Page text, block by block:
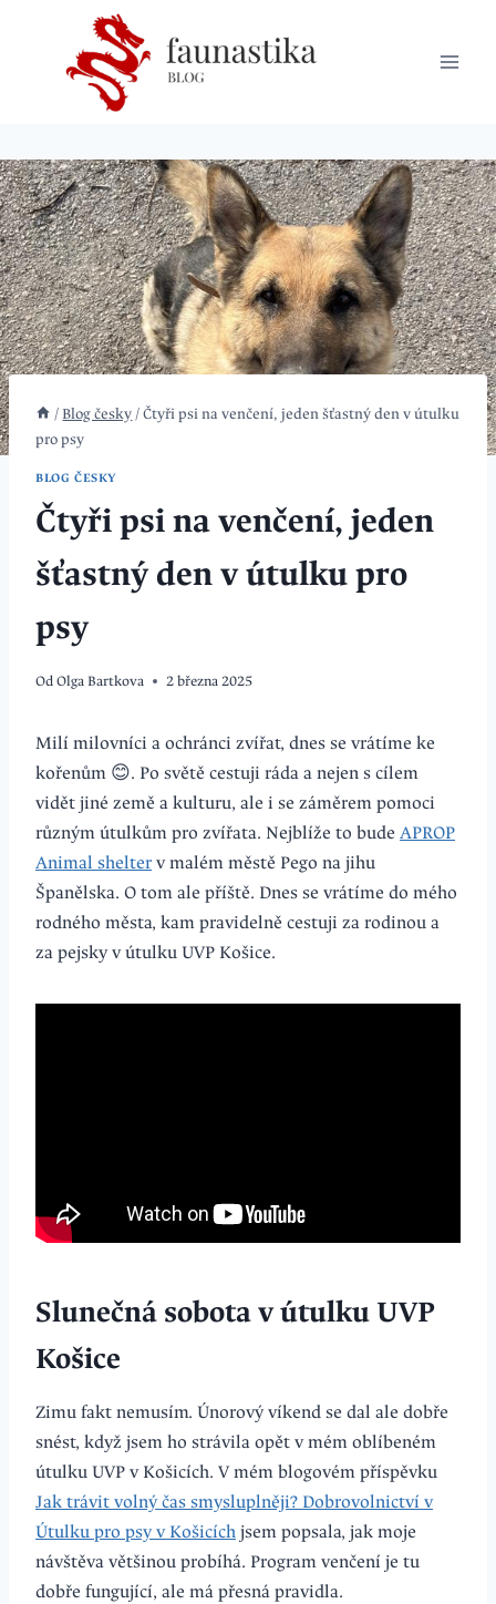
/ Blog česky / Čtyři psi na venčení, jeden šťastný den v útulku
pro psy
BLOG ČESKY
Čtyři psi na venčení, jeden
šťastný den v útulku pro
psy
OdOlga Bartkova 2 března 2025
Milí milovníci a ochránci zvířat, dnes se vrátíme ke
kořenům 😊. Po světě cestuji ráda a nejen s cílem
vidět jiné země a kulturu, ale i se záměrem pomoci
různým útulkům pro zvířata. Nejblíže to bude APROP
Animal shelter v malém městě Pego na jihu
Španělska. O tom ale příště. Dnes se vrátíme do mého
rodného města, kam pravidelně cestuji za rodinou a
za pejsky v útulku UVP Košice.
Slunečná sobota v útulku UVP
Košice
Zimu fakt nemusím. Únorový víkend se dal ale dobře
snést, když jsem ho strávila opět v mém oblíbeném
útulku UVP v Košicích. V mém blogovém příspěvku
Jak trávit volný čas smysluplněji? Dobrovolnictví v
Útulku pro psy v Košicích jsem popsala, jak moje
návštěva většinou probíhá. Program venčení je tu
dobře fungující, ale má přesná pravidla.